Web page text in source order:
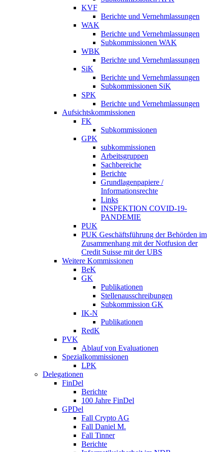
KVF
Berichte und Vernehmlassungen
WAK
Berichte und Vernehmlassungen
Subkommissionen WAK
WBK
Berichte und Vernehmlassungen
SiK
Berichte und Vernehmlassungen
Subkommissionen SiK
SPK
Berichte und Vernehmlassungen
Aufsichtskommissionen
FK
Subkommissionen
GPK
subkommissionen
Arbeitsgruppen
Sachbereiche
Berichte
Grundlagenpapiere /
Informationsrechte
Links
INSPEKTION COVID-19-
PANDEMIE
PUK
PUK Geschäftsführung der Behörden im
Zusammenhang mit der Notfusion der
Credit Suisse mit der UBS
Weitere Kommissionen
BeK
GK
Publikationen
Stellenausschreibungen
Subkommission GK
IK-N
Publikationen
RedK
PVK
Ablauf von Evaluationen
Spezialkommissionen
LPK
Delegationen
FinDel
Berichte
100 Jahre FinDel
GPDel
Fall Crypto AG
Fall Daniel M.
Fall Tinner
Berichte